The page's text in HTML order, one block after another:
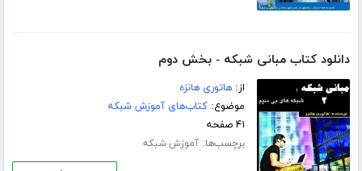
دانلود کتاب مبانی شبکه - بخش دوم
از:هاتوری هانزه
موضوع:کتاب‌های آموزش شبکه
۴۱ صفحه
برچسب‌ها:آموزش شبکه